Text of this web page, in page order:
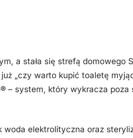
a stała się strefą domowego
„czy warto kupić toaletę
– system, który wykracza poza
elektrolityczna oraz